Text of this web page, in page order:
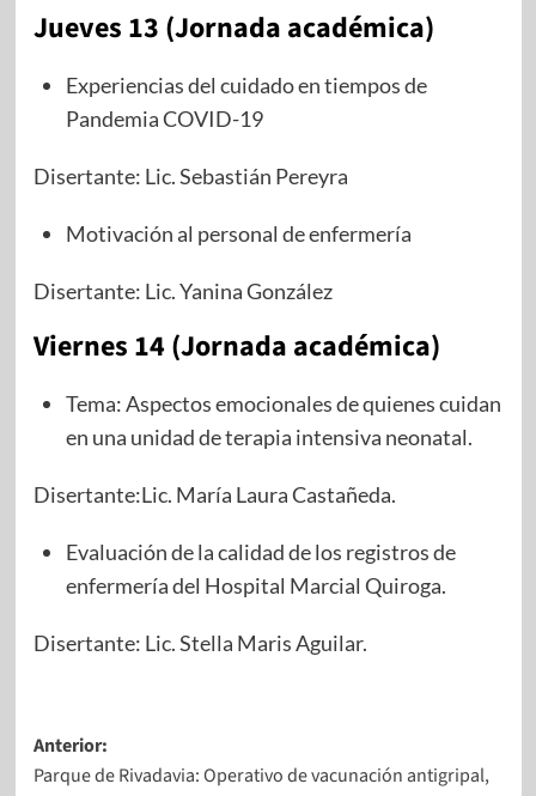
Jueves 13 (Jornada académica)
Experiencias del cuidado en tiempos de
Pandemia COVID-19
Disertante: Lic. Sebastián Pereyra
Motivación al personal de enfermería
Disertante: Lic. Yanina González
Viernes 14 (Jornada académica)
Tema: Aspectos emocionales de quienes cuidan
en una unidad de terapia intensiva neonatal.
Disertante:Lic. María Laura Castañeda.
Evaluación de la calidad de los registros de
enfermería del Hospital Marcial Quiroga.
Disertante: Lic. Stella Maris Aguilar.
Anterior:
Parque de Rivadavia: Operativo de vacunación antigripal,